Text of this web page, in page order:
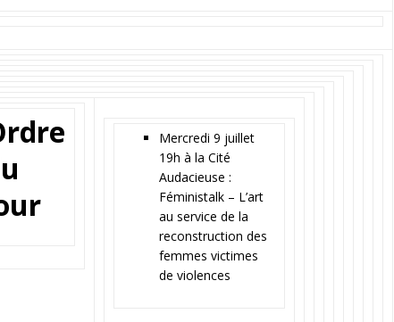
Mercredi 9 juillet
19h à la Cité
Audacieuse :
Féministalk – L’art
au service de la
reconstruction des
femmes victimes
de violences